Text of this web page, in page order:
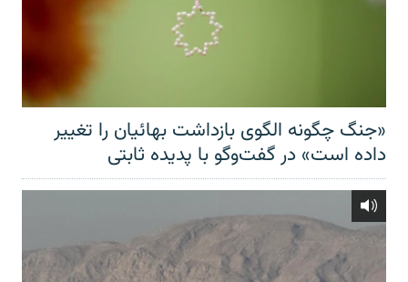
«جنگ چگونه الگوی بازداشت بهائیان را تغییر
داده است» در گفت‌وگو با پدیده ثابتی